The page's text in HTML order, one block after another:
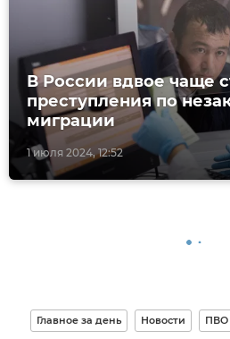
1 июля 2024, 12:52
В России вдвое чаще
преступления по
миграции
Главное за день Новости ПВО